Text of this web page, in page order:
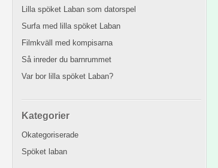
Lilla spöket Laban som datorspel
Surfa med lilla spöket Laban
Filmkväll med kompisarna
Så inreder du barnrummet
Var bor lilla spöket Laban?
Kategorier
Okategoriserade
Spöket laban